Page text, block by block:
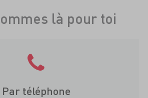
là pour toi
Par téléphone